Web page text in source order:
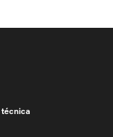
técnica